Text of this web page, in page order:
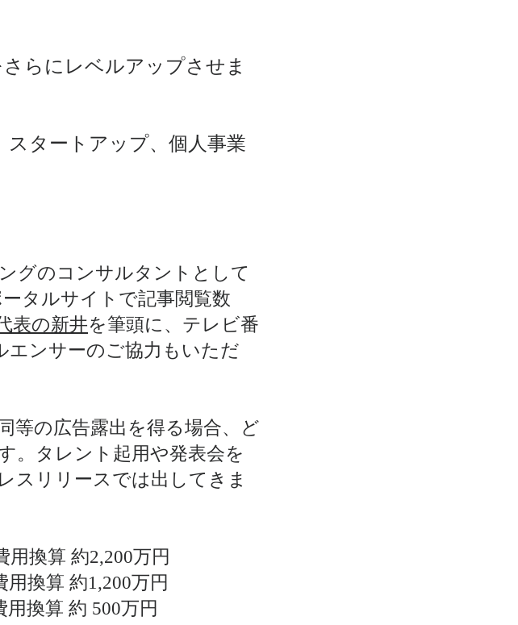
らにレベルアップさせま
スタートアップ、個人事業
グのコンサルタントとして
タルサイトで記事閲覧数
表の新井を筆頭に、テレビ番
エンサーのご協力もいただ
等の広告露出を得る場合、ど
。タレント起用や発表会を
スリリースでは出してきま
換算 約2,200万円
換算 約1,200万円
算 約 500万円